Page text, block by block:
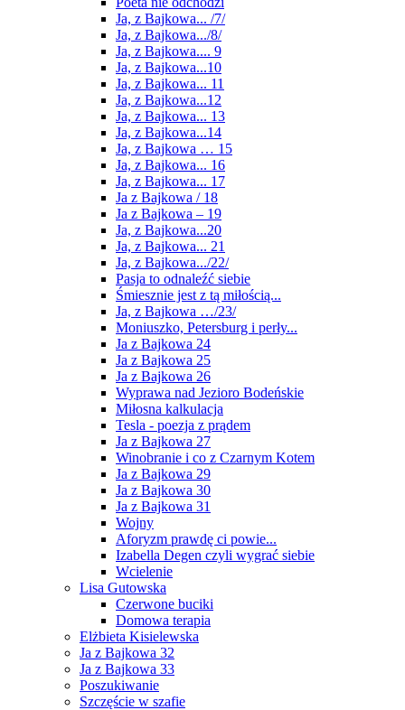
Ja, z Bajkowa... /7/
Ja, z Bajkowa.../8/
Ja, z Bajkowa.... 9
Ja, z Bajkowa...10
Ja, z Bajkowa... 11
Ja, z Bajkowa...12
Ja, z Bajkowa... 13
Ja, z Bajkowa...14
Ja, z Bajkowa … 15
Ja, z Bajkowa... 16
Ja, z Bajkowa... 17
Ja z Bajkowa / 18
Ja z Bajkowa – 19
Ja, z Bajkowa...20
Ja, z Bajkowa... 21
Ja, z Bajkowa.../22/
Pasja to odnaleźć siebie
Śmiesznie jest z tą miłością...
Ja, z Bajkowa …/23/
Moniuszko, Petersburg i perły...
Ja z Bajkowa 24
Ja z Bajkowa 25
Ja z Bajkowa 26
Wyprawa nad Jezioro Bodeńskie
Miłosna kalkulacja
Tesla - poezja z prądem
Ja z Bajkowa 27
Winobranie i co z Czarnym Kotem
Ja z Bajkowa 29
Ja z Bajkowa 30
Ja z Bajkowa 31
Wojny
Aforyzm prawdę ci powie...
Izabella Degen czyli wygrać siebie
Wcielenie
Lisa Gutowska
Czerwone buciki
Domowa terapia
Elżbieta Kisielewska
Ja z Bajkowa 32
Ja z Bajkowa 33
Poszukiwanie
Szczęście w szafie